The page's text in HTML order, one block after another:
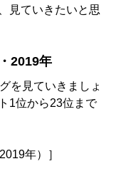
見ていきたいと思
2019年
を見ていきましょ
1位から23位まで
年）］